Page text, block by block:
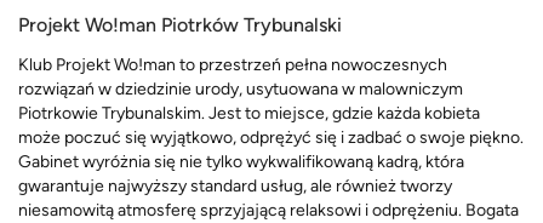
Projekt Wo!man Piotrków Trybunalski
Klub Projekt Wo!man to przestrzeń pełna nowoczesnych
rozwiązań w dziedzinie urody, usytuowana w malowniczym
Piotrkowie Trybunalskim. Jest to miejsce, gdzie każda kobieta
może poczuć się wyjątkowo, odprężyć się i zadbać o swoje piękno.
Gabinet wyróżnia się nie tylko wykwalifikowaną kadrą, która
gwarantuje najwyższy standard usług, ale również tworzy
niesamowitą atmosferę sprzyjającą relaksowi i odprężeniu. Bogata